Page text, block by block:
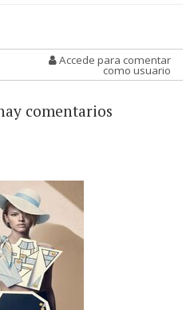
Accede para comentar
como usuario
comentarios